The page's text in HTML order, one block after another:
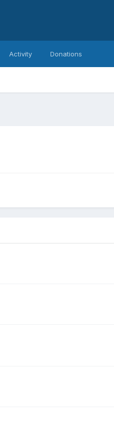
Activity Donations